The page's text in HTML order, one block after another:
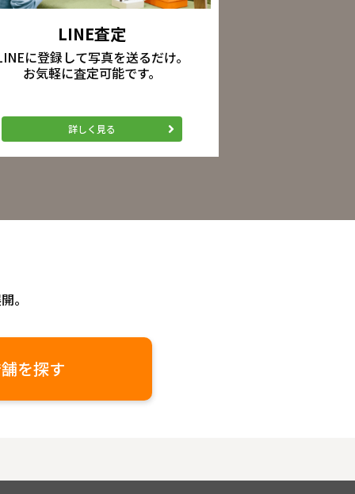
LINE査定
に登録して写真を送るだけ。
お気軽に査定可能です。
詳しく見る
。
を探す